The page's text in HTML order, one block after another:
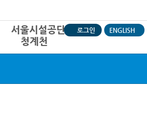
청계천
로그인 ENGLISH